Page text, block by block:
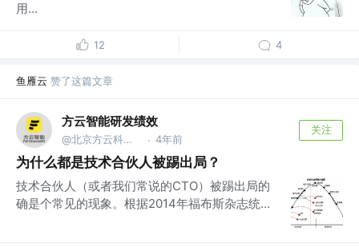
用...
12 4
鱼雁云 赞了这篇文章
方云智能研发绩效
@北京方云科技有限公司 · 4年前
关注
为什么都是技术合伙人被踢出局？
技术合伙人（或者我们常说的CTO）被踢出局的
确是个常见的现象。根据2014年福布斯杂志统...